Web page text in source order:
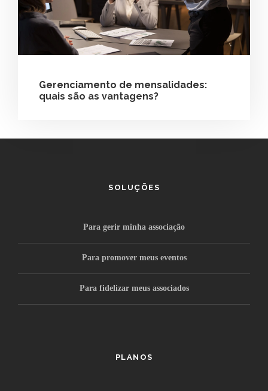
Gerenciamento de mensalidades:
quais são as vantagens?
SOLUÇÕES
Para gerir minha associação
Para promover meus eventos
Para fidelizar meus associados
PLANOS